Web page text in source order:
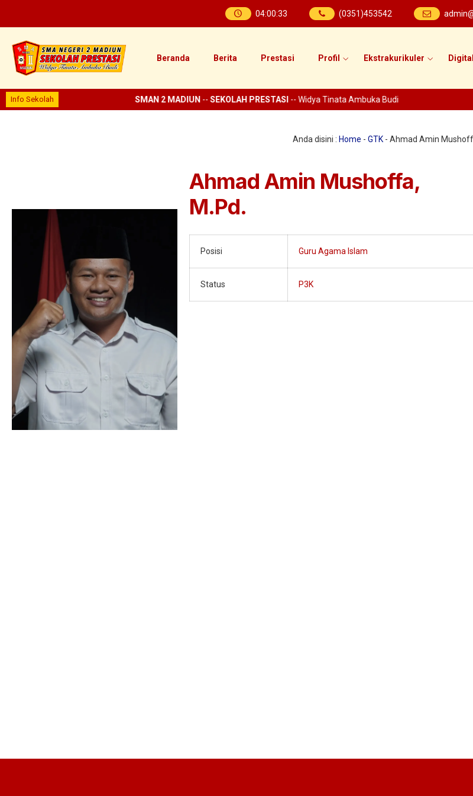
04:00:33 (0351)453542
Beranda Berita Prestasi Profil Ekstrakurikuler
Info Sekolah SMAN 2 MADIUN--SEKOLAH PRESTASI-- Widya Tinata Ambuka Budi
Anda disini : Home - GTK- Ahmad Amin
Ahmad Amin Mushoffa,
M.Pd.
Posisi Guru Agama Islam
Status P3K